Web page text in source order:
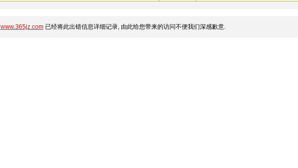
www.365jz.com已经将此出错信息详细记录, 由此给您带来的访问不便我们深感歉意.